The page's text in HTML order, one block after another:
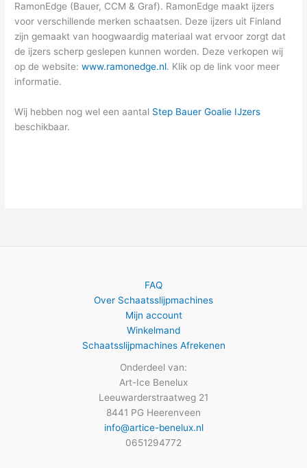
RamonEdge (Bauer, CCM & Graf). RamonEdge maakt ijzers
voor verschillende merken schaatsen. Deze ijzers uit Finland
zijn gemaakt van hoogwaardig materiaal wat ervoor zorgt dat
de ijzers scherp geslepen kunnen worden. Deze verkopen wij
op de website:www.ramonedge.nl. Klik op de link voor meer
informatie.
Wij hebben nog wel een aantal Step Bauer Goalie IJzers
beschikbaar.
FAQ
Over Schaatsslijpmachines
Mijn account
Winkelmand
Schaatsslijpmachines Afrekenen
Onderdeel van:
Art-Ice Benelux
Leeuwarderstraatweg 21
8441 PG Heerenveen
info@artice-benelux.nl
0651294772